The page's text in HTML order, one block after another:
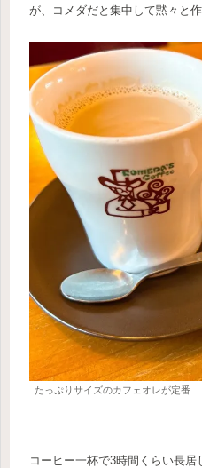
が、コメダだと集中して黙々と作
たっぷりサイズのカフェオレが定番
コーヒー一杯で3時間くらい長